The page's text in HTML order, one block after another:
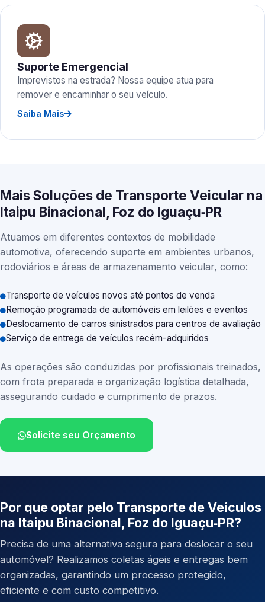
Suporte Emergencial
Imprevistos na estrada? Nossa equipe atua para
remover e encaminhar o seu veículo.
Saiba Mais
Mais Soluções de Transporte Veicular na
Itaipu Binacional, Foz do Iguaçu‑PR
Atuamos em diferentes contextos de mobilidade
automotiva, oferecendo suporte em ambientes urbanos,
rodoviários e áreas de armazenamento veicular, como:
Transporte de veículos novos até pontos de venda
Remoção programada de automóveis em leilões e eventos
Deslocamento de carros sinistrados para centros de avaliação
Serviço de entrega de veículos recém-adquiridos
As operações são conduzidas por profissionais treinados,
com frota preparada e organização logística detalhada,
assegurando cuidado e cumprimento de prazos.
Solicite seu Orçamento
Por que optar pelo Transporte de Veículos
na Itaipu Binacional, Foz do Iguaçu‑PR?
Precisa de uma alternativa segura para deslocar o seu
automóvel? Realizamos coletas ágeis e entregas bem
organizadas, garantindo um processo protegido,
eficiente e com custo competitivo.